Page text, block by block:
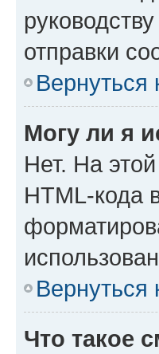
отправки
Вернуться
Могу ли я
Нет. На
HTML-кода
Вернуться
Что такое